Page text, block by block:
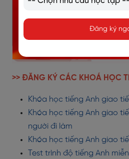
>> ĐĂNG KÝ CÁC KHOÁ HỌC
Khóa học tiếng Anh giao
Khóa học tiếng Anh giao
người đi làm
Khóa học tiếng Anh giao
Test trình độ tiếng Anh
Đăng ký